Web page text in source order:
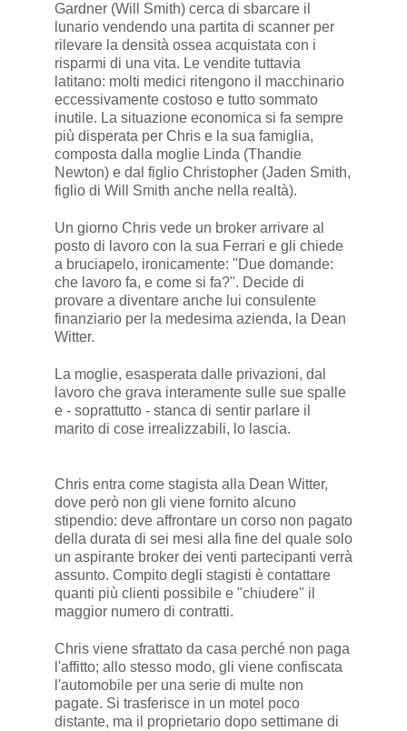
Gardner (Will Smith) cerca di sbarcare il
lunario vendendo una partita di scanner per
rilevare la densità ossea acquistata con i
risparmi di una vita. Le vendite tuttavia
latitano: molti medici ritengono il macchinario
eccessivamente costoso e tutto sommato
inutile. La situazione economica si fa sempre
più disperata per Chris e la sua famiglia,
composta dalla moglie Linda (Thandie
Newton) e dal figlio Christopher (Jaden Smith,
figlio di Will Smith anche nella realtà).
Un giorno Chris vede un broker arrivare al
posto di lavoro con la sua Ferrari e gli chiede
a bruciapelo, ironicamente: "Due domande:
che lavoro fa, e come si fa?". Decide di
provare a diventare anche lui consulente
finanziario per la medesima azienda, la Dean
Witter.
La moglie, esasperata dalle privazioni, dal
lavoro che grava interamente sulle sue spalle
e - soprattutto - stanca di sentir parlare il
marito di cose irrealizzabili, lo lascia.
Chris entra come stagista alla Dean Witter,
dove però non gli viene fornito alcuno
stipendio: deve affrontare un corso non pagato
della durata di sei mesi alla fine del quale solo
un aspirante broker dei venti partecipanti verrà
assunto. Compito degli stagisti è contattare
quanti più clienti possibile e "chiudere" il
maggior numero di contratti.
Chris viene sfrattato da casa perché non paga
l'affitto; allo stesso modo, gli viene confiscata
l'automobile per una serie di multe non
pagate. Si trasferisce in un motel poco
distante, ma il proprietario dopo settimane di